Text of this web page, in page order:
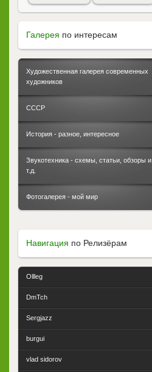
Галерея по интересам
Художественная галерея современных
художников
СССР
История - разное, интересное
Звукотехника - схемы, статьи, обзоры и
т.д.
Фотогалерея - мой мир
Навигация по Релизёрам
Ollleg
DmTch
Sergjazz
burgui
vlad sidorov